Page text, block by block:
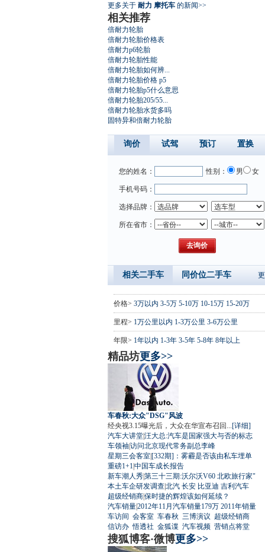
更多关于 耐力 摩托车 的新闻>>
相关推荐
倍耐力轮胎
倍耐力轮胎价格表
倍耐力p6轮胎
倍耐力轮胎性能
倍耐力轮胎如何辨...
倍耐力轮胎价格 p5
倍耐力轮胎p5什么意思
倍耐力轮胎205/55...
倍耐力轮胎水货多吗
固特异和倍耐力轮胎
询价 试驾 预订 置换
您的姓名： 性别： 男 女
手机号码：
选择品牌：
所在省市：
相关二手车 同价位二手车
价格> 3万以内 3-5万 5-10万 10-15万 15-20万
里程> 1万公里以内 1-3万公里 3-6万公里
年限> 1年以内 1-3年 3-5年 5-8年 8年以上
精品坊更多>>
车春秋:大众"DSG"风波
经央视3.15曝光后，大众在华宣布召回... [详细]
汽车大讲堂|汪大总:汽车是国家强大与否的标志
车领袖|访问北京现代常务副总李峰
星期三会客室|[332期]：雾霾是否该由私车埋单
重磅1+1 |中国车成长报告
新车潮人秀|第三十三期:沃尔沃V60 北欧旅行家"
本土车企研发调查|北汽 长安 比亚迪 吉利汽车
超级经销商|保时捷的辉煌该如何延续？
汽车销量|2012年11月汽车销量179万 2011年销量
车访间 会客室 车春秋 三博演议 超级经销商
信访办 悟透社 金狐谍 汽车视频 营销点将堂
搜狐博客·微博更多>>